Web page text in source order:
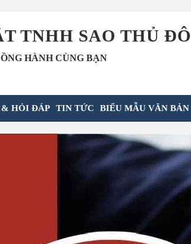
TNHH SAO THỦ ĐÔ
HÀNH CÙNG BẠN
HỎI ĐÁP TIN TỨC BIỂU MẪU VĂN BẢN